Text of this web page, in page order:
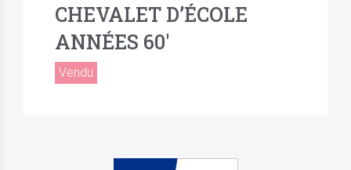
CHEVALET D’ÉCOLE
ANNÉES 60′
Vendu